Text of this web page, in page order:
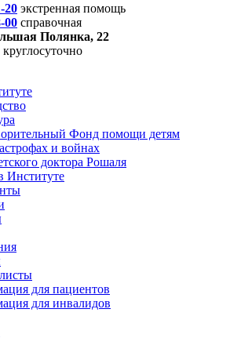
20 экстренная помощь
00 справочная
Полянка, 22
круглосуточно
Фонд помощи детям
и войнах
доктора Рошаля
Институте
для пациентов
для инвалидов